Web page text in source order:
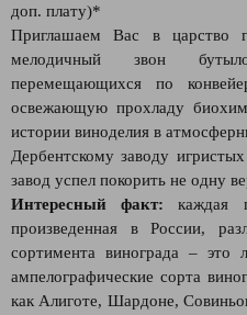
доп. плату)*
Приглашаем Вас в царство
мелодичный звон
перемещающихся по
освежающую прохладу
истории виноделия в
Дербентскому заводу
завод успел покорить не одну
Интересный факт: каждая
произведенная в России,
сортимента винограда – это
ампелографические сорта
как Алиготе, Шардоне,